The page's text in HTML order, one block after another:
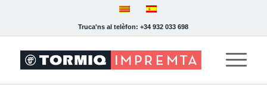
Truca'ns al telèfon: +34 932 033 698